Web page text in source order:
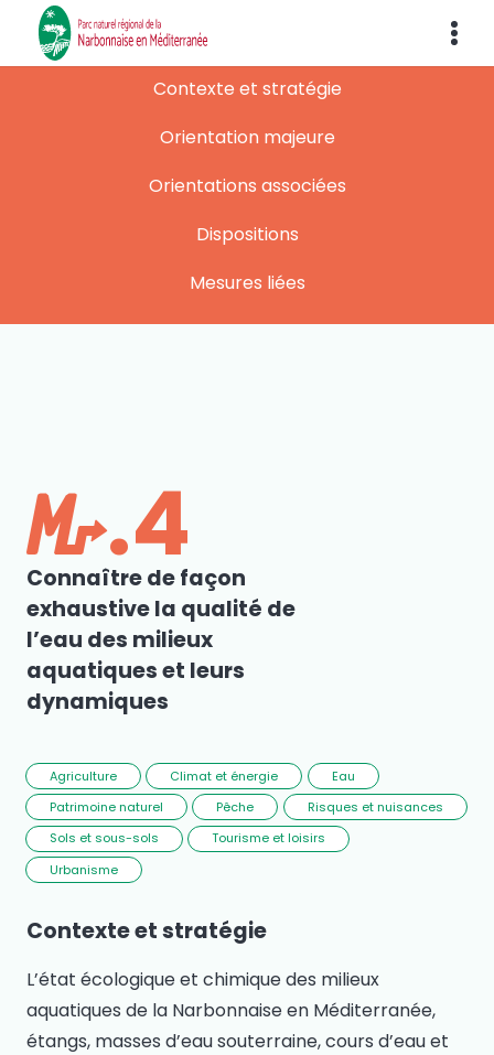
Contexte et stratégie
Orientation majeure
Orientations associées
Dispositions
Mesures liées
M.4
Connaître de façon
exhaustive la qualité de
l’eau des milieux
aquatiques et leurs
dynamiques
Agriculture Climat et énergie
Eau
Patrimoine naturel
Pêche
Risques et nuisances
Sols et sous-sols
Tourisme et loisirs
Urbanisme
Contexte et stratégie
L’état écologique et chimique des milieux
aquatiques de la Narbonnaise en Méditerranée,
étangs, masses d’eau souterraine, cours d’eau et